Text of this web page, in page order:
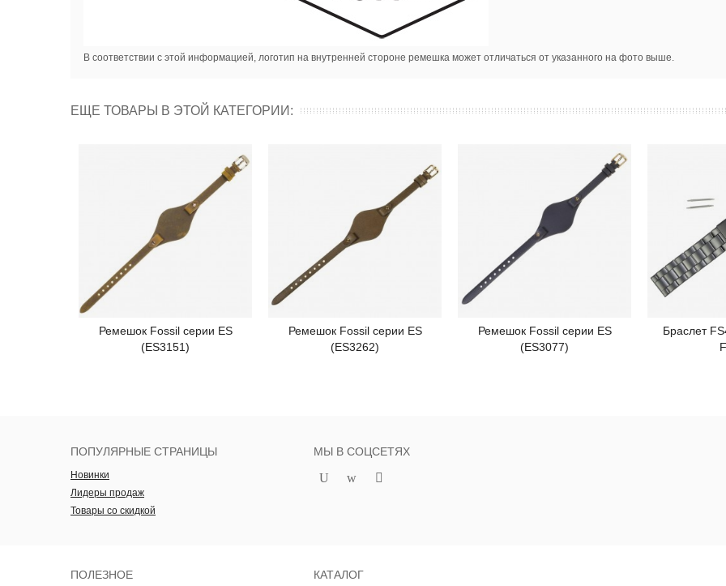
В соответствии с этой информацией, логотип на внутренней стороне ремешка может отличаться от указанного на фото выше.
ЕЩЕ ТОВАРЫ В ЭТОЙ КАТЕГОРИИ:
Подробнее
Ремешок Fossil серии ES
(ES3151)
Подробнее
Ремешок Fossil серии ES
(ES3262)
Подробнее
Ремешок Fossil серии ES
(ES3077)
Браслет
ПОПУЛЯРНЫЕ СТРАНИЦЫ
Новинки
Лидеры продаж
Товары со скидкой
МЫ В СОЦСЕТЯХ
ПОЛЕЗНОЕ КАТАЛОГ